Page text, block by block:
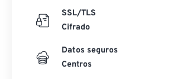
SSL/TLS
Cifrado
Datos seguros
Centros